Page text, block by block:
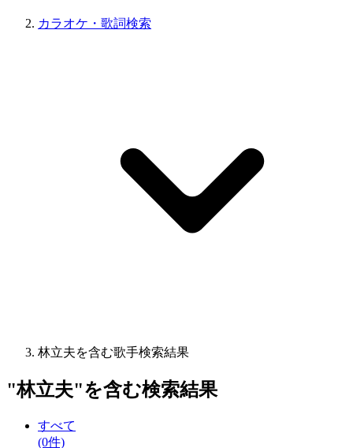
カラオケ・歌詞検索
林立夫を含む歌手検索結果
"林立夫"を含む検索結果
すべて
(0件)